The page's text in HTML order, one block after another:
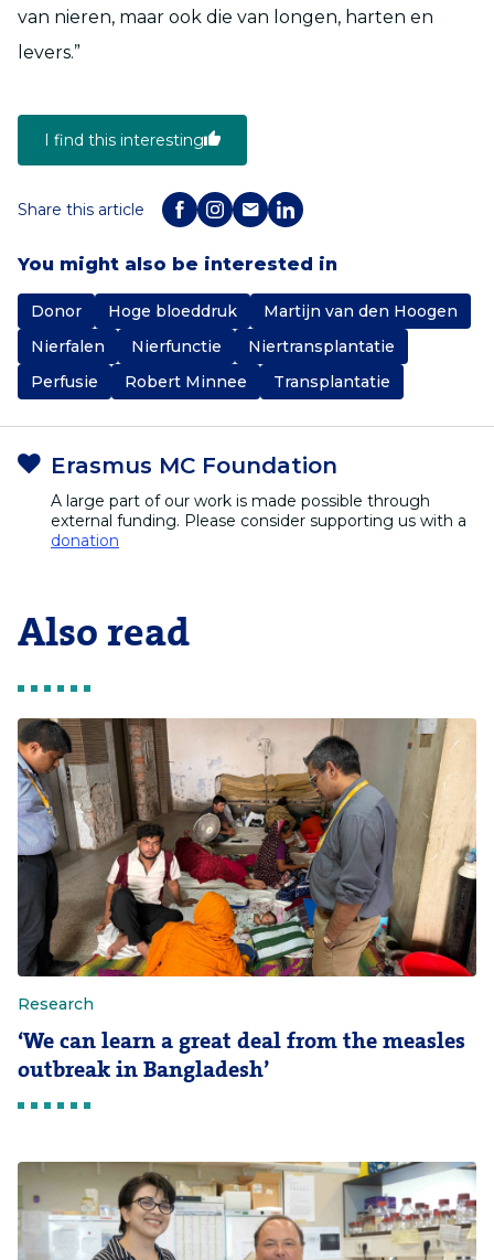
van nieren, maar ook die van longen, harten en
levers.”
I find this interesting
Share this article
You might also be interested in
Donor Hoge bloeddruk
Martijn van den Hoogen
Nierfalen
Nierfunctie
Niertransplantatie
Perfusie
Robert Minnee Transplantatie
Erasmus MC Foundation
A large part of our work is made possible through
external funding. Please consider supporting us with a
donation
Also read
Research
‘We can learn a great deal from the measles
outbreak in Bangladesh’